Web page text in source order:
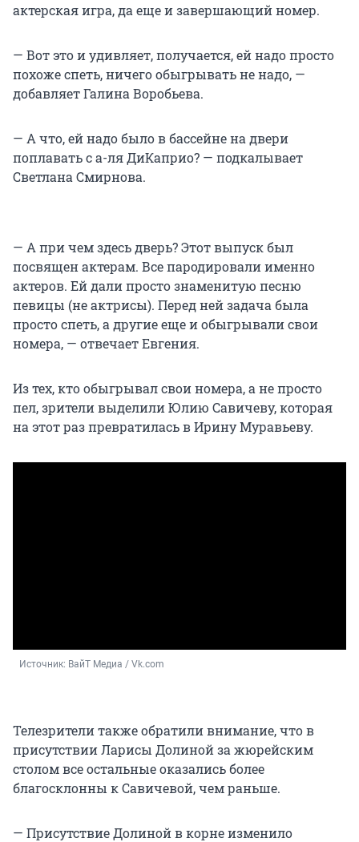
актерская игра, да еще и завершающий номер.
— Вот это и удивляет, получается, ей надо просто
похоже спеть, ничего обыгрывать не надо, —
добавляет Галина Воробьева.
— А что, ей надо было в бассейне на двери
поплавать с а-ля ДиКаприо? — подкалывает
Светлана Смирнова.
— А при чем здесь дверь? Этот выпуск был
посвящен актерам. Все пародировали именно
актеров. Ей дали просто знаменитую песню
певицы (не актрисы). Перед ней задача была
просто спеть, а другие еще и обыгрывали свои
номера, — отвечает Евгения.
Из тех, кто обыгрывал свои номера, а не просто
пел, зрители выделили Юлию Савичеву, которая
на этот раз превратилась в Ирину Муравьеву.
Источник: ВайТ Медиа / Vk.com
Телезрители также обратили внимание, что в
присутствии Ларисы Долиной за жюрейским
столом все остальные оказались более
благосклонны к Савичевой, чем раньше.
— Присутствие Долиной в корне изменило